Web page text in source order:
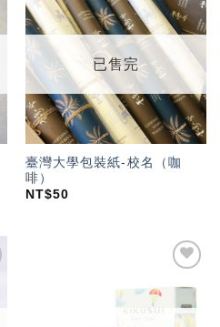
加入
「願
望輕
單」
已售完
臺灣大學包裝紙-校名（咖
啡）
NT$50
「願
望輕
單」